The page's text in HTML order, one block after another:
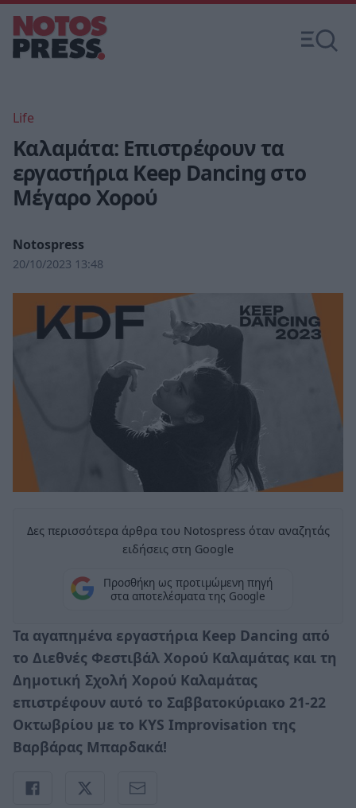
Life
Καλαμάτα: Επιστρέφουν τα
εργαστήρια Keep Dancing στο
Μέγαρο Χορού
Notospress
20/10/2023 13:48
Δες περισσότερα άρθρα του Notospress όταν αναζητάς
ειδήσεις στη Google
Προσθήκη ως προτιμώμενη πηγή
στα αποτελέσματα της Google
Τα αγαπημένα εργαστήρια Keep Dancing από
το Διεθνές Φεστιβάλ Χορού Καλαμάτας και τη
Δημοτική Σχολή Χορού Καλαμάτας
επιστρέφουν αυτό το Σαββατοκύριακο 21-22
Οκτωβρίου με το KYS Improvisation της
Βαρβάρας Μπαρδακά!